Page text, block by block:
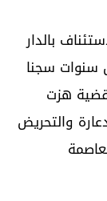
بالدار
سنوات سجنا
هزت
والتحريض